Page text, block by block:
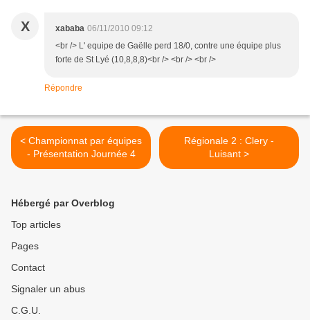
X xababa 06/11/2010 09:12
<br /> L' equipe de Gaëlle perd 18/0, contre une équipe plus
forte de St Lyé (10,8,8,8)<br /> <br /> <br />
Répondre
< Championnat par équipes
- Présentation Journée 4
Régionale 2 : Clery -
Luisant >
Hébergé par Overblog
Top articles
Pages
Contact
Signaler un abus
C.G.U.